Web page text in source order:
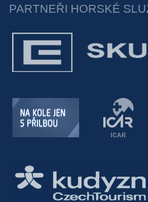
PARTNEŘI HORSKÉ